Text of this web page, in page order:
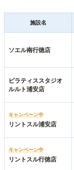
施設名
ソエル南行徳店
ピラティススタジオ
ルルト浦安店
キャンペーン中
リントスル浦安店
キャンペーン中
リントスル行徳店